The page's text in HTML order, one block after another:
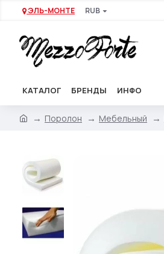
ЭЛЬ-МОНТЕ RUB
КАТАЛОГ БРЕНДЫ ИНФО
Поролон Мебельный